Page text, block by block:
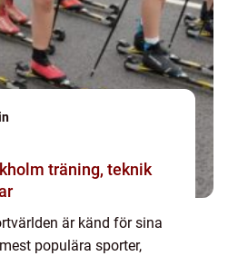
teknik
är känd för sina
populära sporter,